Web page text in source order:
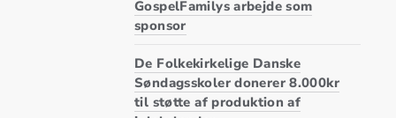
GospelFamilys arbejde som
sponsor
De Folkekirkelige Danske
Søndagsskoler donerer 8.000kr
til støtte af produktion af